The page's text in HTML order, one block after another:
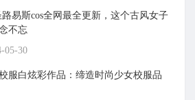
路易斯cos全网最全更新，这个古风女子
不忘
05-30
服白炫彩作品：缔造时尚少女校服品